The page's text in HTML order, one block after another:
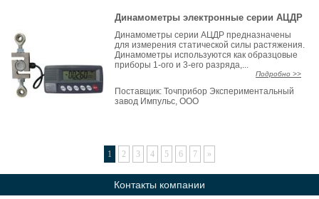
Динамометры электронные серии АЦДР
Динамометры серии АЦДР предназначены
для измерения статической силы растяжения.
Динамометры используются как образцовые
приборы 1-ого и 3-его разряда,...
Подробно >>
Поставщик:Точприбор Экспериментальный
завод Импульс, ООО
1 2 3 4 5 6 7 »
Контакты компании